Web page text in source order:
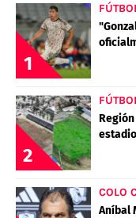
1
2
COLO
Aníbal